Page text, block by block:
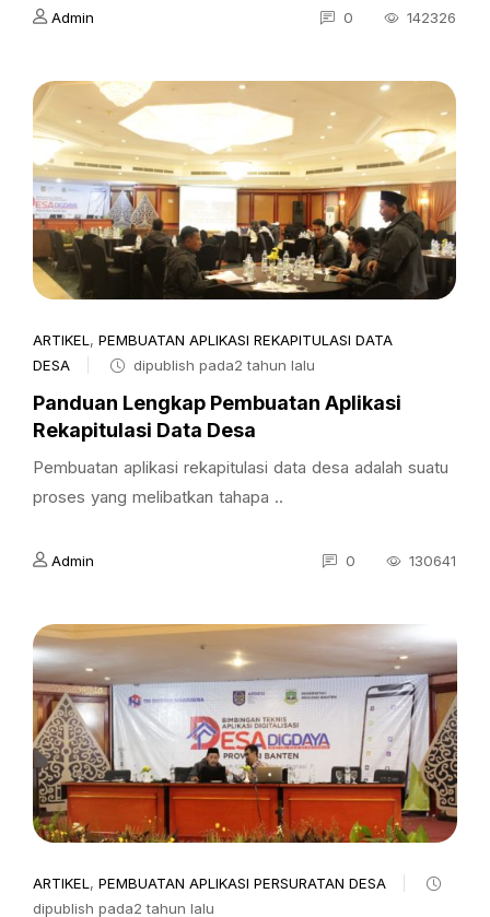
Admin 0 142326
ARTIKEL , PEMBUATAN APLIKASI REKAPITULASI DATA
DESA
dipublish pada2 tahun lalu
Panduan Lengkap Pembuatan Aplikasi
Rekapitulasi Data Desa
Pembuatan aplikasi rekapitulasi data desa adalah suatu
proses yang melibatkan tahapa ..
Admin 0 130641
ARTIKEL , PEMBUATAN APLIKASI PERSURATAN DESA
dipublish pada2 tahun lalu